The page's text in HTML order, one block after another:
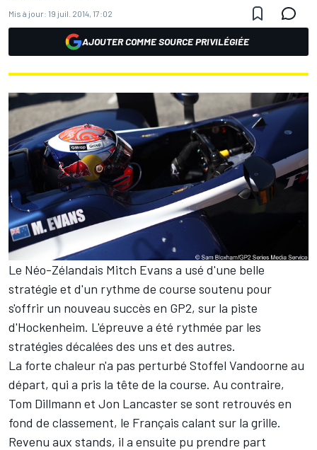
Mis à jour: 19 juil. 2014, 17:02
AJOUTER COMME SOURCE PRIVILÉGIÉE
Le Néo-Zélandais Mitch Evans a usé d'une belle
stratégie et d'un rythme de course soutenu pour
s'offrir un nouveau succès en GP2, sur la piste
d'Hockenheim. L'épreuve a été rythmée par les
stratégies décalées des uns et des autres.
La forte chaleur n'a pas perturbé Stoffel Vandoorne au
départ, qui a pris la tête de la course. Au contraire,
Tom Dillmann et Jon Lancaster se sont retrouvés en
fond de classement, le Français calant sur la grille.
Revenu aux stands, il a ensuite pu prendre part